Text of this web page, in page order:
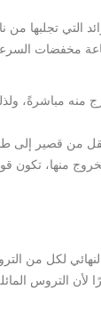
تجلبها من
مخفضات
مباشرةً،
من قصير
منها، تكون
لكل من
التروس